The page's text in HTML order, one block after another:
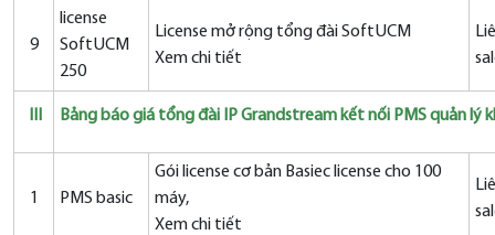
9
license
SoftUCM
250
License mở rộng tổng đài SoftUCM
Xem chi tiết
Bảng báo giá tổng đài IP Grandstream kết nối PMS quản lý
1 PMS basic
Gói license cơ bản Basiec license cho 100
máy,
Xem chi tiết